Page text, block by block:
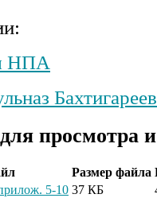
НПА
просмотра
Размер файла
5-10 37 КБ